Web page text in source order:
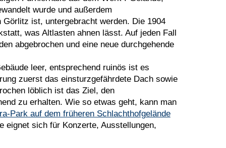
wurde und außerdem
ist, untergebracht werden. Die 1904
was Altlasten ahnen lässt. Auf jeden Fall
abgebrochen und eine neue durchgehende
leer, entsprechend ruinös ist es
zuerst das einsturzgefährdete Dach sowie
löblich ist das Ziel, den
zu erhalten. Wie so etwas geht, kann man
Park auf dem früheren Schlachthofgelände
eignet sich für Konzerte, Ausstellungen,